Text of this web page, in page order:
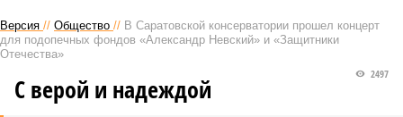
Версия // Общество // В Саратовской консерватории прошел концерт
для подопечных фондов «Александр Невский» и «Защитники
Отечества»
2497
С верой и надеждой